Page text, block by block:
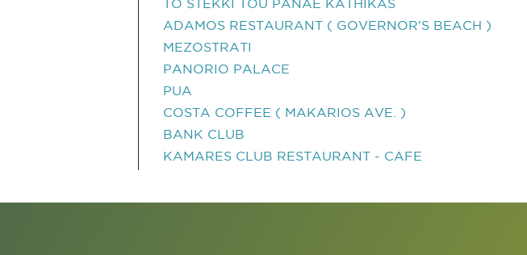
TO STEKKI TOU PANAE KATHIKAS
ADAMOS RESTAURANT ( GOVERNOR'S BEACH )
MEZOSTRATI
PANORIO PALACE
PUA
COSTA COFFEE ( MAKARIOS AVE. )
BANK CLUB
KAMARES CLUB RESTAURANT - CAFE